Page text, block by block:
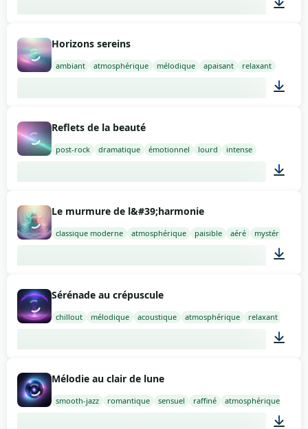
Horizons sereins
ambiant atmosphérique mélodique apaisant relaxant
Reflets de la beauté
post-rock dramatique émotionnel lourd intense
Le murmure de l&#39;harmonie
classique moderne atmosphérique paisible aéré mystérieux
Sérénade au crépuscule
chillout mélodique acoustique atmosphérique relaxant
Mélodie au clair de lune
smooth-jazz romantique sensuel raffiné atmosphérique